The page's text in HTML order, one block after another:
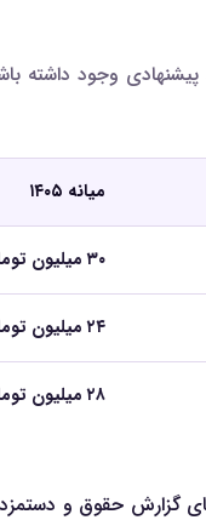
وجود داشته
میانه ۱۴۰۵
۳۰ میلیون تومان
۲۴ میلیون تومان
۲۸ میلیون تومان